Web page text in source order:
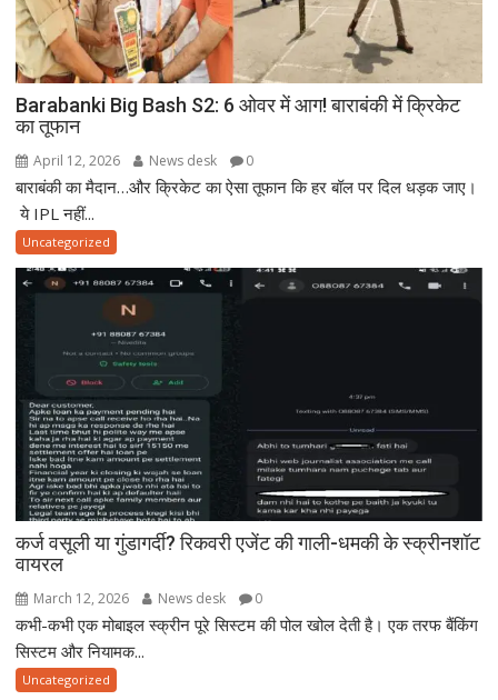
Barabanki Big Bash S2: 6 ओवर में आग! बाराबंकी में क्रिकेट
का तूफान
April 12, 2026 News desk 0
बाराबंकी का मैदान…और क्रिकेट का ऐसा तूफान कि हर बॉल पर दिल धड़क जाए।
ये IPL नहीं...
Uncategorized
कर्ज वसूली या गुंडागर्दी? रिकवरी एजेंट की गाली-धमकी के स्क्रीनशॉट
वायरल
March 12, 2026 News desk 0
कभी-कभी एक मोबाइल स्क्रीन पूरे सिस्टम की पोल खोल देती है। एक तरफ बैंकिंग
सिस्टम और नियामक...
Uncategorized